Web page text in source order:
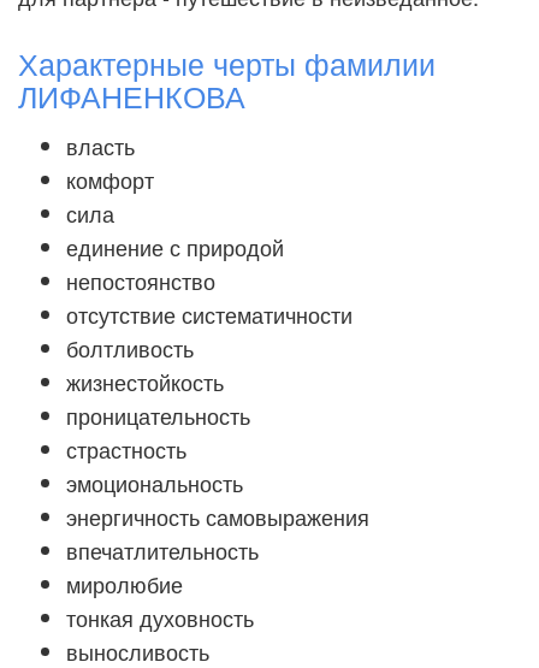
Характерные черты фамилии
ЛИФАНЕНКОВА
власть
комфорт
сила
единение с природой
непостоянство
отсутствие систематичности
болтливость
жизнестойкость
проницательность
страстность
эмоциональность
энергичность самовыражения
впечатлительность
миролюбие
тонкая духовность
выносливость